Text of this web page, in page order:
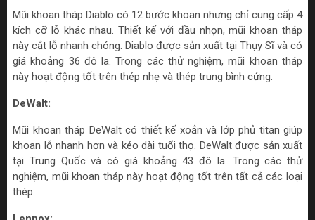
Mũi khoan tháp Diablo có 12 bước khoan nhưng chỉ cung cấp 4
kích cỡ lỗ khác nhau. Thiết kế với đầu nhọn, mũi khoan tháp
này cắt lỗ nhanh chóng. Diablo được sản xuất tại Thụy Sĩ và có
giá khoảng 36 đô la. Trong các thử nghiệm, mũi khoan tháp
này hoạt động tốt trên thép nhẹ và thép trung bình cứng.
DeWalt:
Mũi khoan tháp DeWalt có thiết kế xoắn và lớp phủ titan giúp
khoan lỗ nhanh hơn và kéo dài tuổi thọ. DeWalt được sản xuất
tại Trung Quốc và có giá khoảng 43 đô la. Trong các thử
nghiệm, mũi khoan tháp này hoạt động tốt trên tất cả các loại
thép.